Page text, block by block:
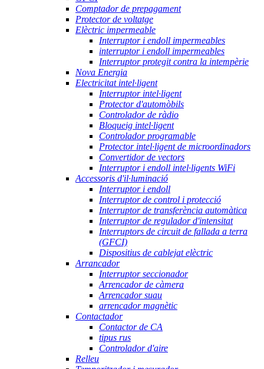
Comptador de prepagament
Protector de voltatge
Elèctric impermeable
Interruptor i endoll impermeables
interruptor i endoll impermeables
Interruptor protegit contra la intempèrie
Nova Energia
Electricitat intel·ligent
Interruptor intel·ligent
Protector d'automòbils
Controlador de ràdio
Bloqueig intel·ligent
Controlador programable
Protector intel·ligent de microordinadors
Convertidor de vectors
Interruptor i endoll intel·ligents WiFi
Accessoris d'il·luminació
Interruptor i endoll
Interruptor de control i protecció
Interruptor de transferència automàtica
Interruptor de regulador d'intensitat
Interruptors de circuit de fallada a terra
(GFCI)
Dispositius de cablejat elèctric
Arrancador
Interruptor seccionador
Arrencador de càmera
Arrencador suau
arrencador magnètic
Contactador
Contactor de CA
tipus rus
Controlador d'aire
Relleu